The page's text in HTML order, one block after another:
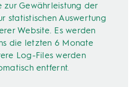
zur Gewährleistung der
statistischen Auswertung
Website. Es werden
die letzten 6 Monate
Log-Files werden
entfernt.